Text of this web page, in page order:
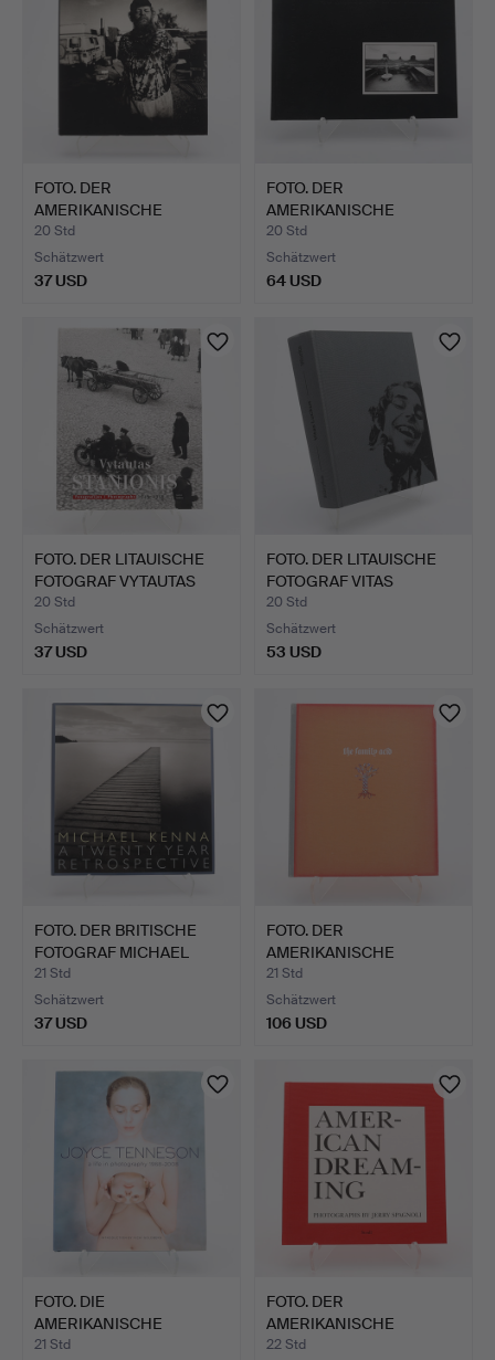
FOTO. DER
AMERIKANISCHE
FOTOGRAF JEFF DUNA…
20 Std
Schätzwert
37 USD
FOTO. DER
AMERIKANISCHE
FOTOGRAF DAVID J. …
20 Std
Schätzwert
64 USD
FOTO. DER LITAUISCHE
FOTOGRAF VYTAUTAS
STA…
20 Std
Schätzwert
37 USD
FOTO. DER LITAUISCHE
FOTOGRAF VITAS
LUCKUS…
20 Std
Schätzwert
53 USD
FOTO. DER BRITISCHE
FOTOGRAF MICHAEL
KENNA…
21 Std
Schätzwert
37 USD
FOTO. DER
AMERIKANISCHE
FOTOGRAF ROGER STE…
21 Std
Schätzwert
106 USD
FOTO. DIE
AMERIKANISCHE
KUNSTFOTOGRAFIN JO…
21 Std
FOTO. DER
AMERIKANISCHE
FOTOGRAF JERRY SPA…
22 Std